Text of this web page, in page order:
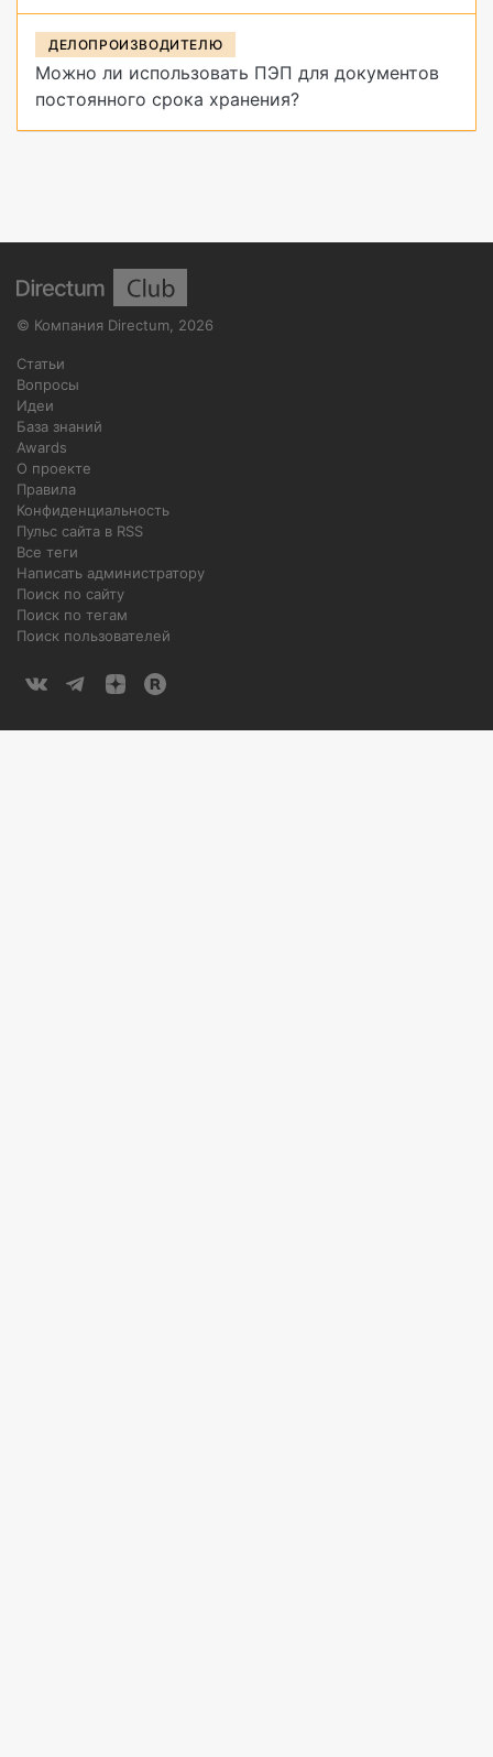
ДЕЛОПРОИЗВОДИТЕЛЮ
Можно ли использовать ПЭП для документов
постоянного срока хранения?
© Компания Directum 2026
Статьи
Вопросы
Идеи
База знаний
Awards
О проекте
Правила
Конфиденциальность
Пульс сайта в RSS
Все теги
Написать администратору
Поиск по сайту
Поиск по тегам
Поиск пользователей